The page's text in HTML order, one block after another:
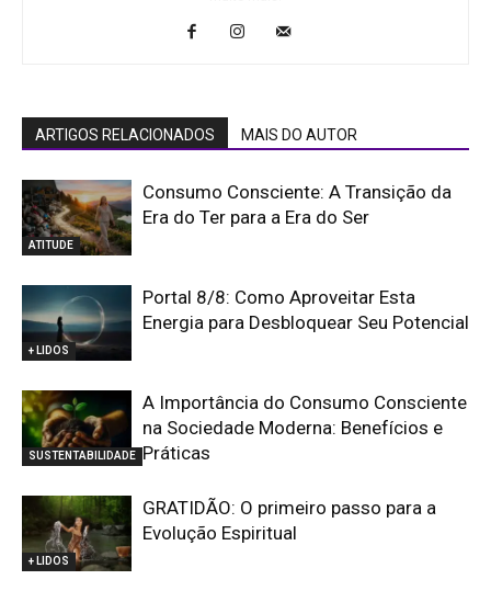
ARTIGOS RELACIONADOS MAIS DO AUTOR
ATITUDE
Consumo Consciente: A Transição da
Era do Ter para a Era do Ser
+ LIDOS
Portal 8/8: Como Aproveitar Esta
Energia para Desbloquear Seu Potencial
SUSTENTABILIDADE
A Importância do Consumo Consciente
na Sociedade Moderna: Benefícios e
Práticas
+ LIDOS
GRATIDÃO: O primeiro passo para a
Evolução Espiritual